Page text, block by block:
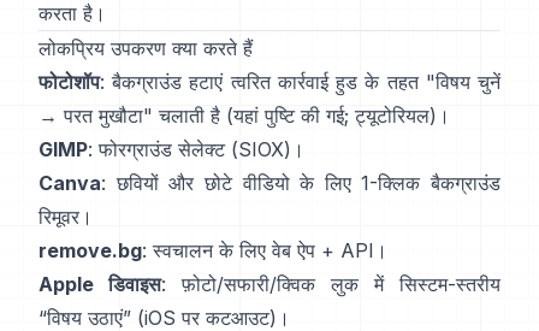
करता है।
लोकप्रिय उपकरण क्या करते हैं
फोटोशॉप:बैकग्राउंड हटाएंत्वरित कार्रवाई हुड के तहत "विषय चुनें
→ परत मुखौटा" चलाती है (यहां पुष्टि की गई; ट्यूटोरियल)।
GIMP:फोरग्राउंड सेलेक्ट(SIOX)।
Canva: छवियों और छोटे वीडियो के लिए 1-क्लिक बैकग्राउंड
रिमूवर ।
remove.bg: स्वचालन के लिए वेब ऐप + API ।
Apple डिवाइस: फ़ोटो/सफारी/क्विक लुक में सिस्टम-स्तरीय
“विषय उठाएं” (iOS पर कटआउट)।